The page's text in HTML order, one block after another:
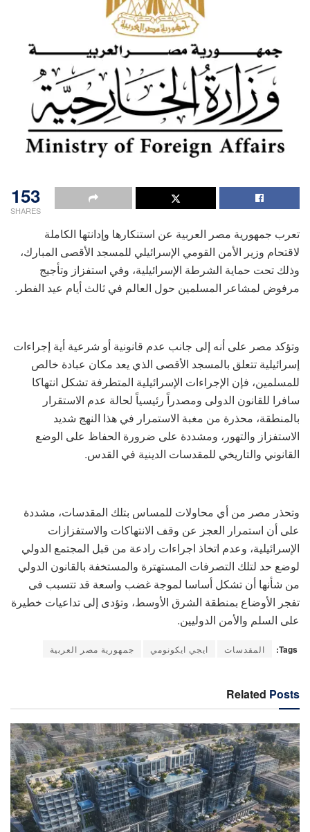
153
SHARES
تعرب جمهورية مصر العربية عن استنكارها وإدانتها الكاملة
لاقتحام وزير الأمن القومي الإسرائيلي للمسجد الأقصى المبارك،
وذلك تحت حماية الشرطة الإسرائيلية، وفي استفزاز وتأجيج
مرفوض لمشاعر المسلمين حول العالم في ثالث أيام عيد الفطر.
وتؤكد مصر على أنه إلى جانب عدم قانونية أو شرعية أية إجراءات
إسرائيلية تتعلق بالمسجد الأقصى الذي يعد مكان عبادة خالص
للمسلمين، فإن الإجراءات الإسرائيلية المتطرفة تشكل انتهاكا
سافرا للقانون الدولى ومصدراً رئيسياً لحالة عدم الاستقرار
بالمنطقة، محذرة من مغبة الاستمرار في هذا النهج شديد
الاستفزاز والتهور، ومشددة على ضرورة الحفاظ على الوضع
القانوني والتاريخي للمقدسات الدينية في القدس.
وتحذر مصر من أي محاولات للمساس بتلك المقدسات، مشددة
على أن استمرار العجز عن وقف الانتهاكات والاستفزازات
الإسرائيلية، وعدم اتخاذ اجراءات رادعة من قبل المجتمع الدولي
لوضع حد لتلك التصرفات المستهترة والمستخفة بالقانون الدولي
من شأنها أن تشكل أساسا لموجة غضب واسعة قد تتسبب فى
تفجر الأوضاع بمنطقة الشرق الأوسط، وتؤدى إلى تداعيات خطيرة
على السلم والأمن الدوليين.
Tags: المقدسات ايجي ايكونومي جمهورية مصر العربية
Related Posts